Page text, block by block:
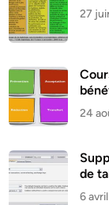
27
24
de
6